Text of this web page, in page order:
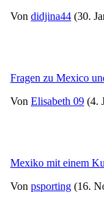
Von didjina44 (30.
Fragen zu Mexico
Von Elisabeth 09 (4.
Mexiko mit einem
Von psporting (16.